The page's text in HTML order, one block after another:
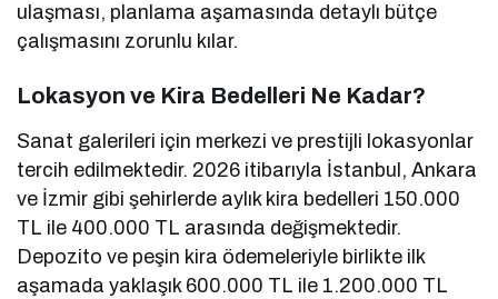
ulaşması, planlama aşamasında detaylı bütçe
çalışmasını zorunlu kılar.
Lokasyon ve Kira Bedelleri Ne Kadar?
Sanat galerileri için merkezi ve prestijli lokasyonlar
tercih edilmektedir. 2026 itibarıyla İstanbul, Ankara
ve İzmir gibi şehirlerde aylık kira bedelleri 150.000
TL ile 400.000 TL arasında değişmektedir.
Depozito ve peşin kira ödemeleriyle birlikte ilk
aşamada yaklaşık 600.000 TL ile 1.200.000 TL